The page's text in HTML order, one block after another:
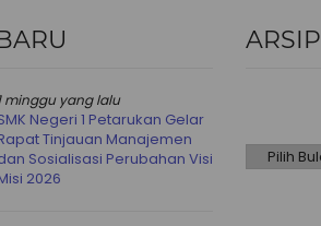
minggu yang lalu
Negeri 1 Petarukan Gelar
Tinjauan Manajemen
Sosialisasi Perubahan Visi
2026
ARSIP